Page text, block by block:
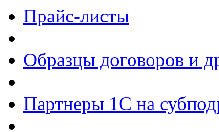
Прайс-листы
Образцы договоров и
Партнеры 1С на